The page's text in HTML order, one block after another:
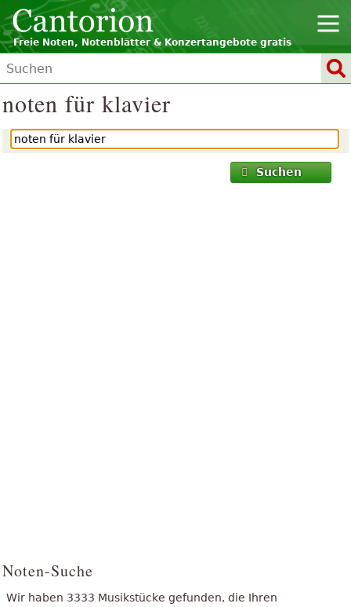
Freie Noten, Notenblätter & Konzertangebote gratis
noten für klavier
Suchen
Noten-Suche
Wir haben 3333 Musikstücke gefunden, die Ihren